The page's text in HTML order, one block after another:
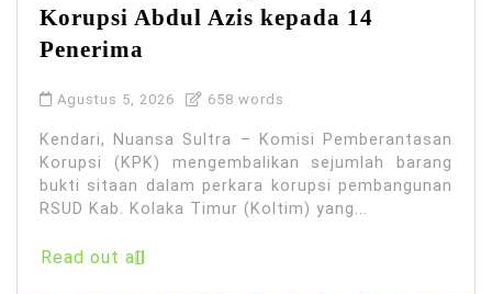
Korupsi Abdul Azis kepada 14
Penerima
Agustus 5, 2026 658 words
Kendari, Nuansa Sultra – Komisi Pemberantasan
Korupsi (KPK) mengembalikan sejumlah barang
bukti sitaan dalam perkara korupsi pembangunan
RSUD Kab. Kolaka Timur (Koltim) yang...
Read out all